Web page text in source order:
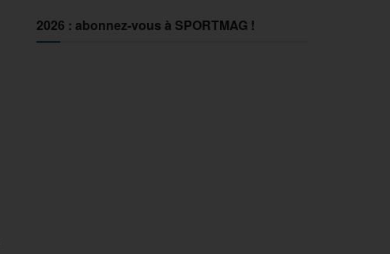
2026 : abonnez-vous à SPORTMAG !